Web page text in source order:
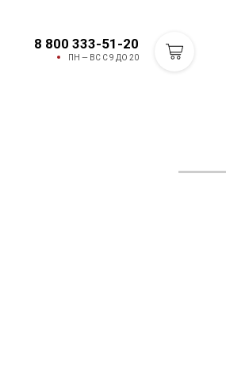
8 800 333-51-20
ПН — ВС С 9 ДО 20